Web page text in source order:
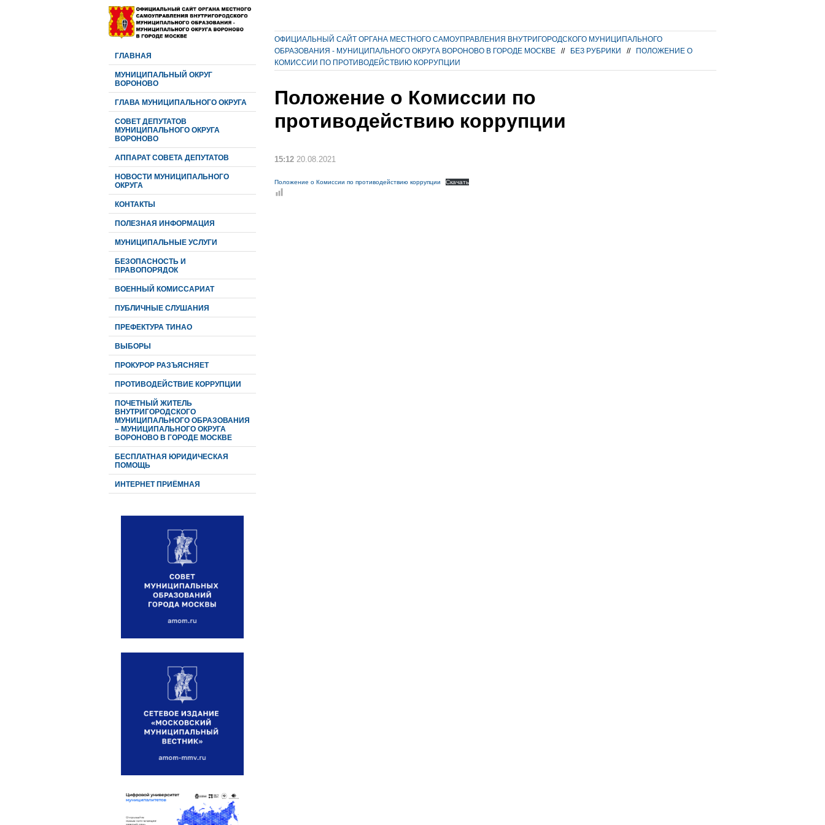
ГЛАВНАЯ
МУНИЦИПАЛЬНЫЙ ОКРУГ
ВОРОНОВО
ГЛАВА МУНИЦИПАЛЬНОГО ОКРУГА
CОВЕТ ДЕПУТАТОВ
МУНИЦИПАЛЬНОГО ОКРУГА
ВОРОНОВО
АППАРАТ СОВЕТА ДЕПУТАТОВ
НОВОСТИ МУНИЦИПАЛЬНОГО
ОКРУГА
КОНТАКТЫ
ПОЛЕЗНАЯ ИНФОРМАЦИЯ
МУНИЦИПАЛЬНЫЕ УСЛУГИ
БЕЗОПАСНОСТЬ И
ПРАВОПОРЯДОК
ВОЕННЫЙ КОМИССАРИАТ
ПУБЛИЧНЫЕ СЛУШАНИЯ
ПРЕФЕКТУРА ТИНАО
ВЫБОРЫ
ПРОКУРОР РАЗЪЯСНЯЕТ
ПРОТИВОДЕЙСТВИЕ КОРРУПЦИИ
ПОЧЕТНЫЙ ЖИТЕЛЬ
ВНУТРИГОРОДСКОГО
МУНИЦИПАЛЬНОГО ОБРАЗОВАНИЯ
– МУНИЦИПАЛЬНОГО ОКРУГА
ВОРОНОВО В ГОРОДЕ МОСКВЕ
БЕСПЛАТНАЯ ЮРИДИЧЕСКАЯ
ПОМОЩЬ
ИНТЕРНЕТ ПРИЁМНАЯ
ОФИЦИАЛЬНЫЙ САЙТ ОРГАНА МЕСТНОГО САМОУПРАВЛЕНИЯ ВНУТРИГОРОДСКОГО МУНИЦИПАЛЬНОГО
ОБРАЗОВАНИЯ - МУНИЦИПАЛЬНОГО ОКРУГА ВОРОНОВО В ГОРОДЕ МОСКВЕ
// БЕЗ РУБРИКИ //
ПОЛОЖЕНИЕ О
КОМИССИИ ПО ПРОТИВОДЕЙСТВИЮ КОРРУПЦИИ
Положение о Комиссии по
противодействию коррупции
15:12 20.08.2021
Положение о Комиссии по противодействию коррупции Скачать